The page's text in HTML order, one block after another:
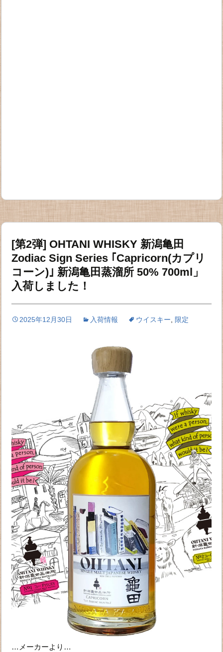
[第2弾] OHTANI WHISKY 新潟亀田
Zodiac Sign Series ｢Capricorn(カプリ
コーン)｣ 新潟亀田蒸溜所 50% 700ml」
入荷しました！
2025年12月30日 入荷情報 ウイスキー 限定
…メーカーより…